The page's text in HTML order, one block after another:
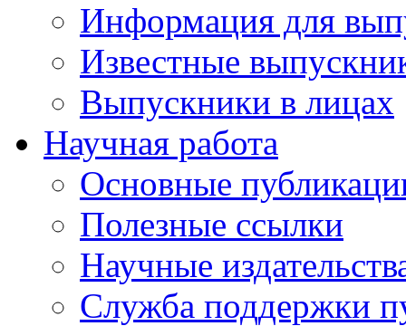
Информация для
Известные
Выпускники в лицах
Научная работа
Основные
Полезные ссылки
Научные
Служба поддержки